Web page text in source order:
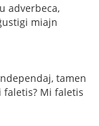
adverbeca,
miajn
tamen
Mi faletis